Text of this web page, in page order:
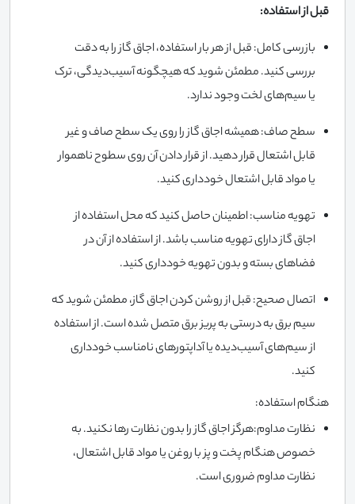
قبل از استفاده:
بازرسی کامل: قبل از هر بار استفاده، اجاق گاز را به دقت
بررسی کنید. مطمئن شوید که هیچگونه آسیب‌دیدگی، ترک
یا سیم‌های لخت وجود ندارد.
سطح صاف: همیشه اجاق گاز را روی یک سطح صاف و غیر
قابل اشتعال قرار دهید. از قرار دادن آن روی سطوح ناهموار
یا مواد قابل اشتعال خودداری کنید.
تهویه مناسب: اطمینان حاصل کنید که محل استفاده از
اجاق گاز دارای تهویه مناسب باشد. از استفاده از آن در
فضاهای بسته و بدون تهویه خودداری کنید.
اتصال صحیح: قبل از روشن کردن اجاق گاز، مطمئن شوید که
سیم برق به درستی به پریز برق متصل شده است. از استفاده
از سیم‌های آسیب‌دیده یا آداپتورهای نامناسب خودداری
کنید.
هنگام استفاده:
نظارت مداوم:هرگز اجاق گاز را بدون نظارت رها نکنید. به
خصوص هنگام پخت و پز با روغن یا مواد قابل اشتعال،
نظارت مداوم ضروری است.